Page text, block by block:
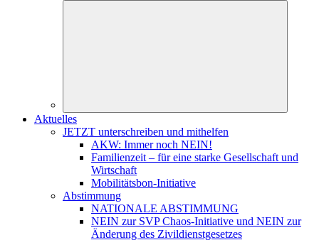
Aktuelles
JETZT unterschreiben und mithelfen
AKW: Immer noch NEIN!
Familienzeit – für eine starke Gesellschaft und
Wirtschaft
Mobilitätsbon-Initiative
Abstimmung
NATIONALE ABSTIMMUNG
NEIN zur SVP Chaos-Initiative und NEIN zur
Änderung des Zivildienstgesetzes